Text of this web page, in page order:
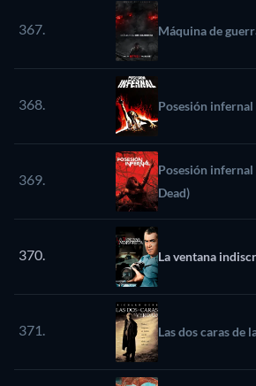
367. Máquina de
368. Posesión infernal
369.
Posesión infernal
Dead)
370. La ventana
371. Las dos caras de